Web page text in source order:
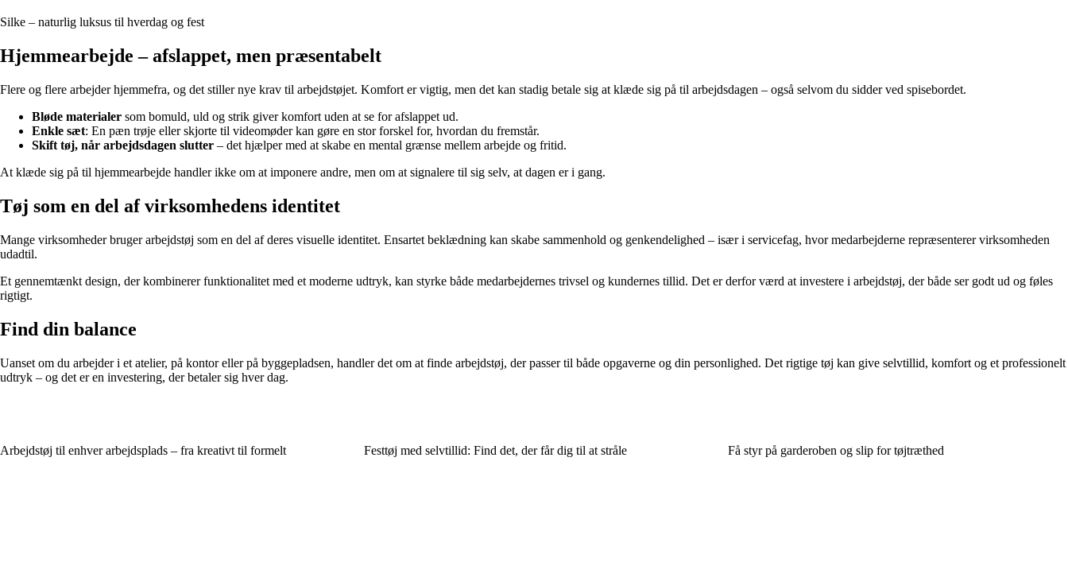
Silke – naturlig luksus til hverdag og fest
Hjemmearbejde – afslappet, men præsentabelt
Flere og flere arbejder hjemmefra, og det stiller nye krav til arbejdstøjet. Komfort er vigtig, men det kan stadig betale sig at klæde sig på til arbejdsdagen – også selvom du sidder ved spisebordet.
Bløde materialer som bomuld, uld og strik giver komfort uden at se for afslappet ud.
Enkle sæt: En pæn trøje eller skjorte til videomøder kan gøre en stor forskel for, hvordan du fremstår.
Skift tøj, når arbejdsdagen slutter – det hjælper med at skabe en mental grænse mellem arbejde og fritid.
At klæde sig på til hjemmearbejde handler ikke om at imponere andre, men om at signalere til sig selv, at dagen er i gang.
Tøj som en del af virksomhedens identitet
Mange virksomheder bruger arbejdstøj som en del af deres visuelle identitet. Ensartet beklædning kan skabe sammenhold og genkendelighed – især i servicefag, hvor medarbejderne repræsenterer virksomheden
udadtil.
Et gennemtænkt design, der kombinerer funktionalitet med et moderne udtryk, kan styrke både medarbejdernes trivsel og kundernes tillid. Det er derfor værd at investere i arbejdstøj, der både ser godt ud og føles
rigtigt.
Find din balance
Uanset om du arbejder i et atelier, på kontor eller på byggepladsen, handler det om at finde arbejdstøj, der passer til både opgaverne og din personlighed. Det rigtige tøj kan give selvtillid, komfort og et professionelt
udtryk – og det er en investering, der betaler sig hver dag.
Arbejdstøj til enhver arbejdsplads – fra kreativt til formelt Festtøj med selvtillid: Find det, der får dig til at stråle Få styr på garderoben og slip for tøjtræthed